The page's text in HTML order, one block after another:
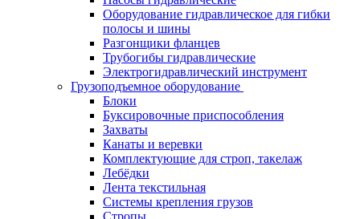
Оборудование гидравлическое для гибки
полосы и шины
Разгонщики фланцев
Трубогибы гидравлические
Электрогидравлический инструмент
Грузоподъемное оборудование
Блоки
Буксировочные приспособления
Захваты
Канаты и веревки
Комплектующие для строп, такелаж
Лебёдки
Лента текстильная
Системы крепления грузов
Стропы